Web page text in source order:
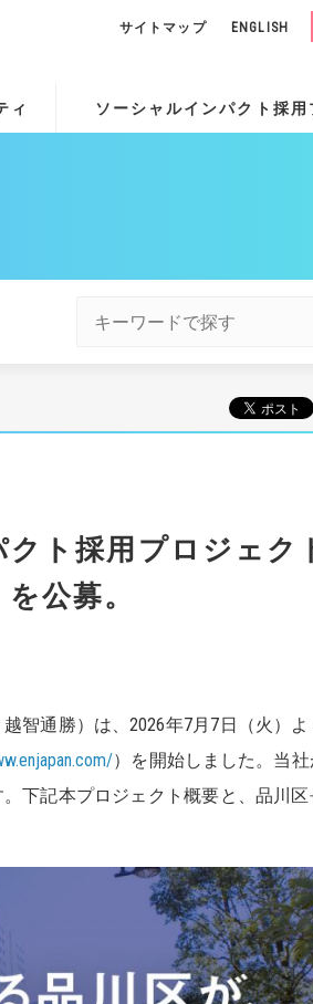
ィ ソーシャルインパクト採用
サイトマップ ENGLISH
ト採用プロジェク
公募。
智通勝）は、2026年7月7日（火）よ
）を開始しました。当
下記本プロジェクト概要と、品川